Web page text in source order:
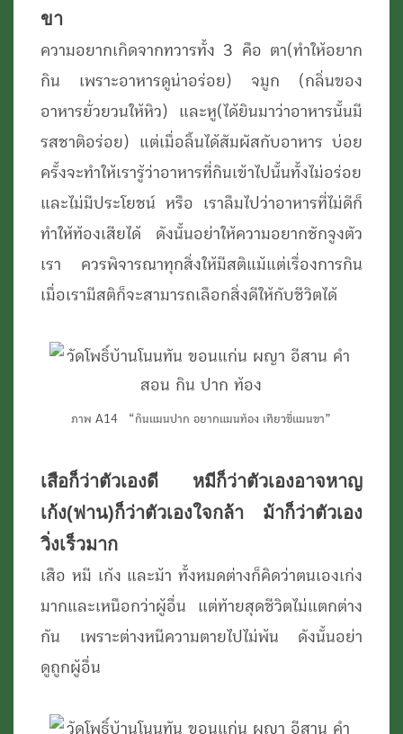
ขา
ความอยากเกิดจากทวารทั้ง 3 คือ ตา(ทำให้อยาก
กิน เพราะอาหารดูน่าอร่อย) จมูก (กลิ่นของ
อาหารยั่วยวนให้หิว) และหู(ได้ยินมาว่าอาหารนั้นมี
รสชาติอร่อย) แต่เมื่อลิ้นได้สัมผัสกับอาหาร บ่อย
ครั้งจะทำให้เรารู้ว่าอาหารที่กินเข้าไปนั้นทั้งไม่อร่อย
และไม่มีประโยชน์ หรือ เราลืมไปว่าอาหารที่ไม่ดีก็
ทำให้ท้องเสียได้ ดังนั้นอย่าให้ความอยากชักจูงตัว
เรา ควรพิจารณาทุกสิ่งให้มีสติแม้แต่เรื่องการกิน
เมื่อเรามีสติก็จะสามารถเลือกสิ่งดีให้กับชีวิตได้
ภาพ A14 “กินแมนปาก อยากแมนท้อง เทียวขี่แมนขา”
เสือก็ว่าตัวเองดี หมีก็ว่าตัวเองอาจหาญ
เก้ง(ฟาน)ก็ว่าตัวเองใจกล้า ม้าก็ว่าตัวเอง
วิ่งเร็วมาก
เสือ หมี เก้ง และม้า ทั้งหมดต่างก็คิดว่าตนเองเก่ง
มากและเหนือกว่าผู้อื่น แต่ท้ายสุดชีวิตไม่แตกต่าง
กัน เพราะต่างหนีความตายไปไม่พ้น ดังนั้นอย่า
ดูถูกผู้อื่น